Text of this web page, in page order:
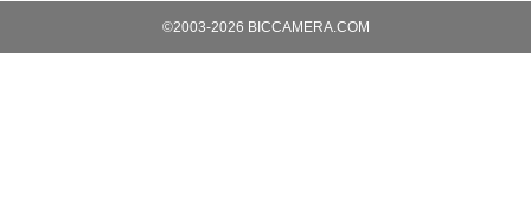
©2003-2026 BICCAMERA.COM